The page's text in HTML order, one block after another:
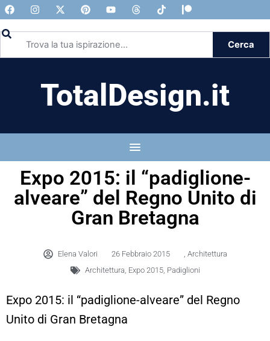
Cerca
TotalDesign.it
Expo 2015: il “padiglione-
alveare” del Regno Unito di
Gran Bretagna
Elena Valori 26 Febbraio 2015 , Architettura
Architettura, Expo 2015, Padiglioni
Expo 2015: il “padiglione-alveare” del Regno
Unito di Gran Bretagna